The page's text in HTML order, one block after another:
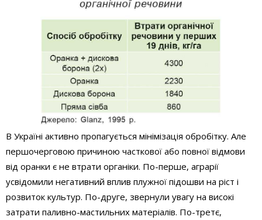
В Україні активно пропагується мінімізація обробітку. Але
першочерговою причиною часткової або повної відмови
від оранки є не втрати органіки. По-перше, аграрії
усвідомили негативний вплив плужної підошви на ріст і
розвиток культур. По-друге, звернули увагу на високі
затрати паливно-мастильних матеріалів. По-третє,